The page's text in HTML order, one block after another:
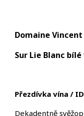
Domaine Vincent
Sur Lie Blanc
Přezdívka vína / ID
Dekadentně